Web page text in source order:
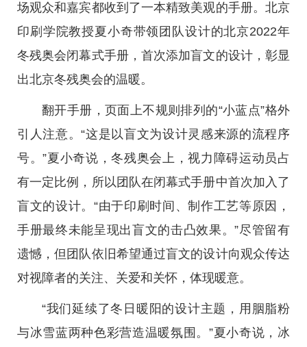
场观众和嘉宾都收到了一本精致美观的手册。北京
印刷学院教授夏小奇带领团队设计的北京2022年
冬残奥会闭幕式手册，首次添加盲文的设计，彰显
出北京冬残奥会的温暖。
翻开手册，页面上不规则排列的“小蓝点”格外
引人注意。“这是以盲文为设计灵感来源的流程序
号。”夏小奇说，冬残奥会上，视力障碍运动员占
有一定比例，所以团队在闭幕式手册中首次加入了
盲文的设计。“由于印刷时间、制作工艺等原因，
手册最终未能呈现出盲文的击凸效果。”尽管留有
遗憾，但团队依旧希望通过盲文的设计向观众传达
对视障者的关注、关爱和关怀，体现暖意。
“我们延续了冬日暖阳的设计主题，用胭脂粉
与冰雪蓝两种色彩营造温暖氛围。”夏小奇说，冰